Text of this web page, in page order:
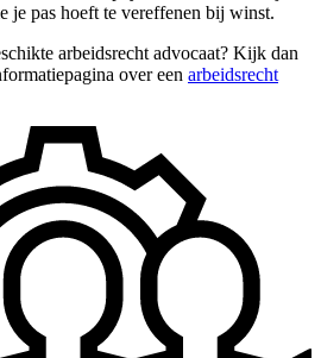
je pas hoeft te vereffenen bij winst.
arbeidsrecht advocaat? Kijk dan
over een arbeidsrecht